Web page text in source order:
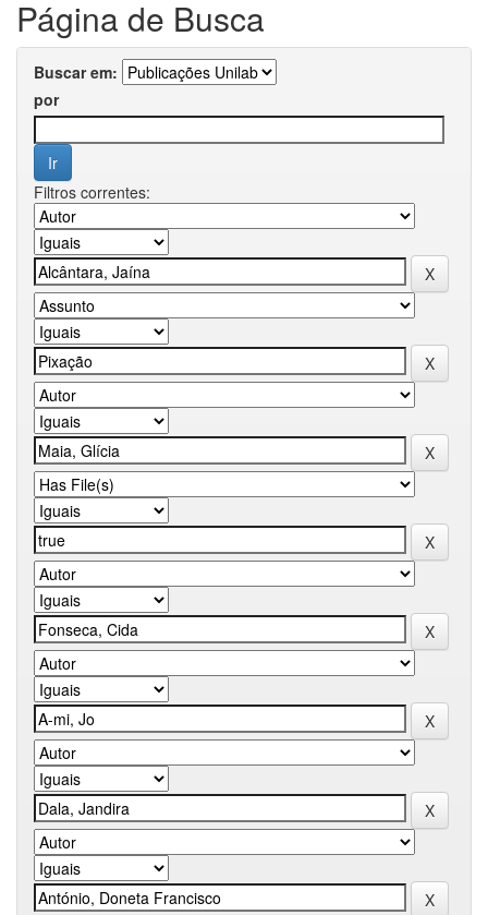
Página de Busca
Buscar em:
por
Filtros correntes: